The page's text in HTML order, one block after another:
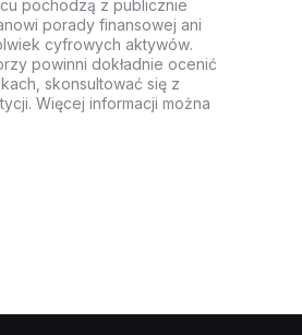
pochodzą z publicznie
porady finansowej ani
cyfrowych aktywów.
powinni dokładnie ocenić
skonsultować się z
Więcej informacji można